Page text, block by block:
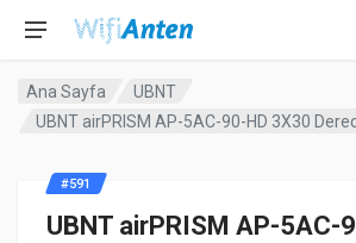
Ana Sayfa
UBNT
UBNT airPRISM AP-5AC-90-HD 3X30
UBNT airPRISM AP-5AC-
#591